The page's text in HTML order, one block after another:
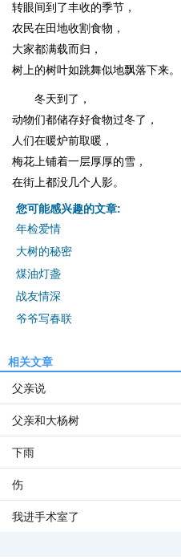
转眼间到了丰收的季节，
农民在田地收割食物，
大家都满载而归，
树上的树叶如跳舞似地飘落下来。
冬天到了，
动物们都储存好食物过冬了，
人们在暖炉前取暖，
梅花上铺着一层厚厚的雪，
在街上都没几个人影。
您可能感兴趣的文章:
年检爱情
大树的秘密
煤油灯盏
战友情深
爷爷写春联
相关文章
父亲说
父亲和大杨树
下雨
伤
我进手术室了